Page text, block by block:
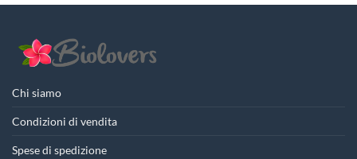
Chi siamo
Condizioni di vendita
Spese di spedizione